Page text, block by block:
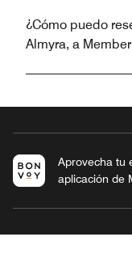
¿Cómo puedo
Almyra, a
Aprovecha tu
aplicación de